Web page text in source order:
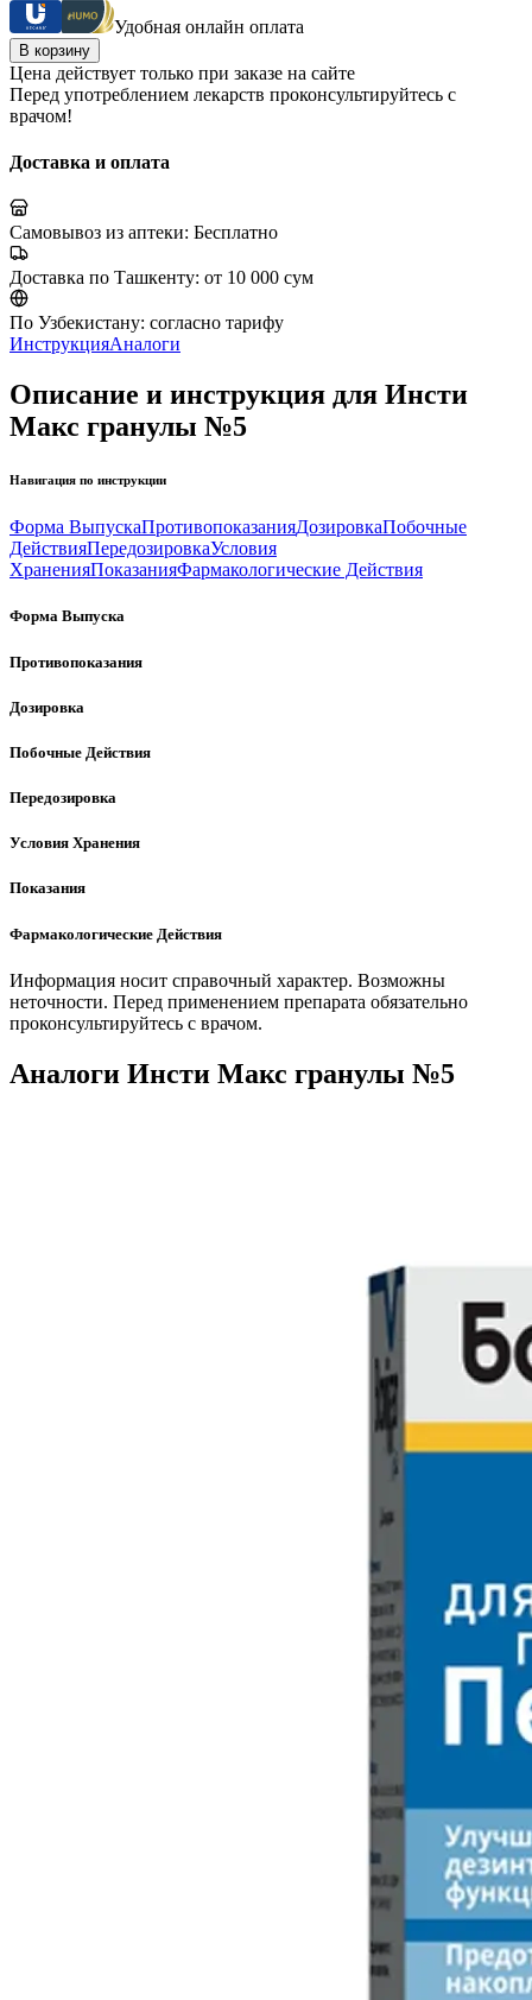
Удобная онлайн оплата
В корзину
Цена действует только при заказе на сайте
Перед употреблением лекарств проконсультируйтесь с
врачом!
Доставка и оплата
Самовывоз из аптеки: Бесплатно
Доставка по Ташкенту: от 10 000 сум
По Узбекистану: согласно тарифу
ИнструкцияАналоги
Описание и инструкция для Инсти
Макс гранулы №5
Навигация по инструкции
Форма ВыпускаПротивопоказанияДозировкаПобочные
ДействияПередозировкаУсловия
ХраненияПоказанияФармакологические Действия
Форма Выпуска
Противопоказания
Дозировка
Побочные Действия
Передозировка
Условия Хранения
Показания
Фармакологические Действия
Информация носит справочный характер. Возможны
неточности. Перед применением препарата обязательно
проконсультируйтесь с врачом.
Аналоги Инсти Макс гранулы №5